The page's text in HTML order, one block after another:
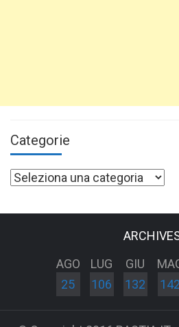
Categorie
Categorie
AGO
25
LUG
106
GIU
132
142